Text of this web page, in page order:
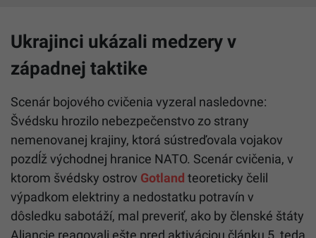
Ukrajinci ukázali medzery v
západnej taktike
Scenár bojového cvičenia vyzeral nasledovne:
Švédsku hrozilo nebezpečenstvo zo strany
nemenovanej krajiny, ktorá sústreďovala vojakov
pozdĺž východnej hranice NATO. Scenár cvičenia, v
ktorom švédsky ostrov Gotland teoreticky čelil
výpadkom elektriny a nedostatku potravín v
dôsledku sabotáží, mal preveriť, ako by členské štáty
Aliancie reagovali ešte pred aktiváciou článku 5, teda